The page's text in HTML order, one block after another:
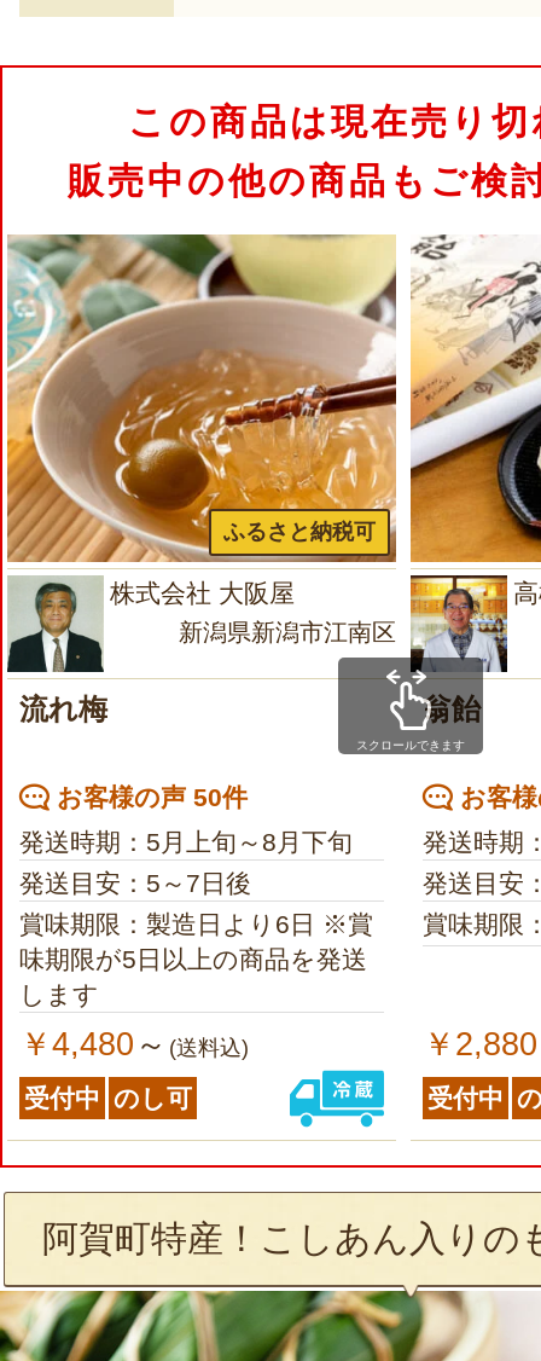
この商品は現在売り
販売中の他の商品もご検
ふるさと納税可
株式会社 大阪屋
新潟県新潟市江南区
流れ梅
お客様の声 50件
発送時期：5月上旬～8月下旬
発送目安：5～7日後
賞味期限：製造日より6日 ※賞
味期限が5日以上の商品を発送
します
￥4,480 ～ (送料込)
受付中 のし可
翁飴
お客
発送時期
発送目安
賞味期限
￥2,880
受付中
スクロールできます
阿賀町特産！こしあん入りの